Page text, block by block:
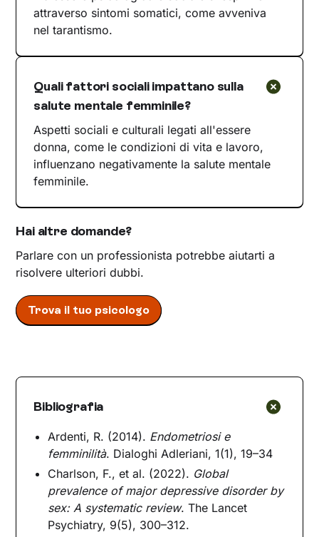
attraverso sintomi somatici, come avveniva
nel tarantismo.
Quali fattori sociali impattano sulla
salute mentale femminile?
Aspetti sociali e culturali legati all'essere
donna, come le condizioni di vita e lavoro,
influenzano negativamente la salute mentale
femminile.
Hai altre domande?
Parlare con un professionista potrebbe aiutarti a
risolvere ulteriori dubbi.
Trova il tuo psicologo
Bibliografia
Ardenti, R. (2014). Endometriosi e
femminilità. Dialoghi Adleriani, 1(1), 19–34
Charlson, F., et al. (2022). Global
prevalence of major depressive disorder by
sex: A systematic review. The Lancet
Psychiatry, 9(5), 300–312.